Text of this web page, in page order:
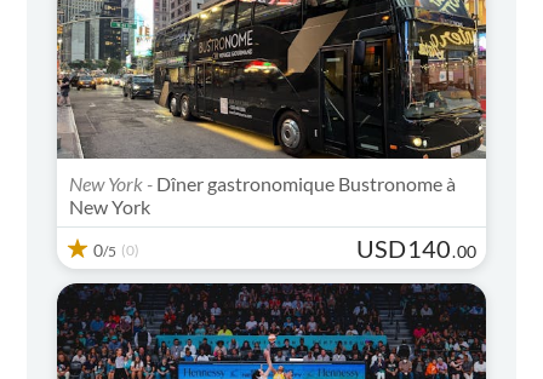
New York - Dîner gastronomique Bustronome à
New York
0/5 (0) USD140.00